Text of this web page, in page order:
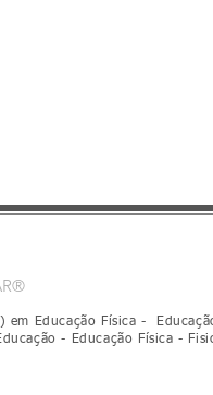
em Educação Física -
- Educação Física -